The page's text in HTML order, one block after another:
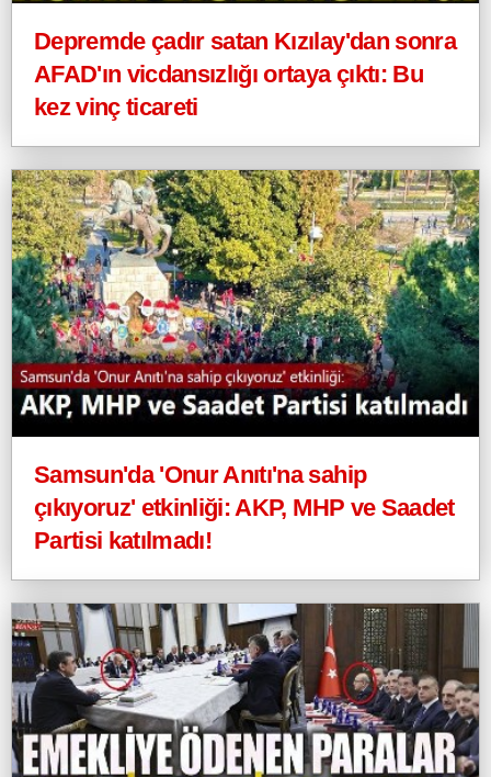
Depremde çadır satan Kızılay'dan sonra
AFAD'ın vicdansızlığı ortaya çıktı: Bu
kez vinç ticareti
Samsun'da 'Onur Anıtı'na sahip
çıkıyoruz' etkinliği: AKP, MHP ve Saadet
Partisi katılmadı!